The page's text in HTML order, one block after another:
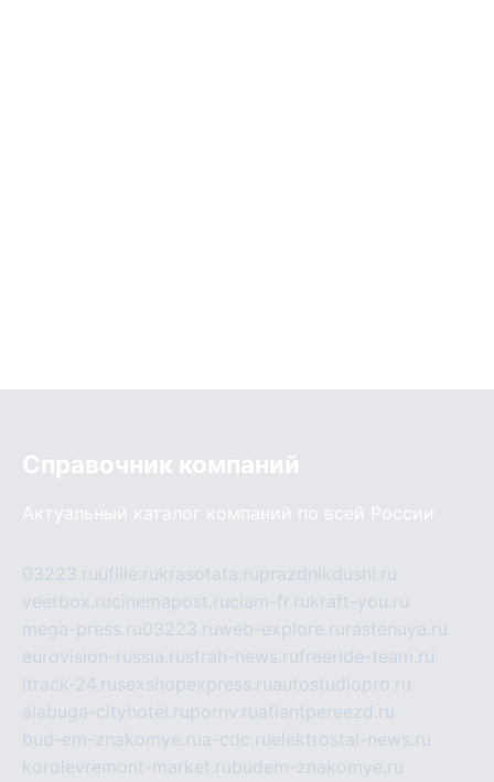
Справочник компаний
Актуальный каталог компаний по всей России
03223.ruufille.rukrasotata.ruprazdnikdushi.ru
veetbox.rucinemapost.ruciam-fr.rukraft-you.ru
mega-press.ru03223.ruweb-explore.ru rastenuya.ru
eurovision-russia.rustrah-news.rufreeride-team.ru
itrack-24.rusexshopexpress.ruautostudiopro.ru
alabuga-cityhotel.rupornv.ruatlantpereezd.ru
bud-em-znakomye.rua-cdc.ruelektrostal-news.ru
korolevremont-market.rubudem-znakomye.ru